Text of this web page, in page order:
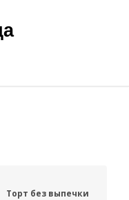
Торт без выпечки